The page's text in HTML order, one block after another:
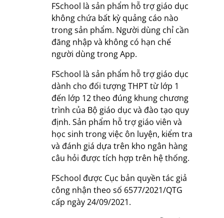
FSchool là sản phẩm hỗ trợ giáo dục
không chứa bất kỳ quảng cáo nào
trong sản phẩm. Người dùng chỉ cần
đăng nhập và không có hạn chế
người dùng trong App.
FSchool là sản phẩm hỗ trợ giáo dục
dành cho đối tượng THPT từ lớp 1
đến lớp 12 theo đúng khung chương
trình của Bộ giáo dục và đào tạo quy
định. Sản phẩm hỗ trợ giáo viên và
học sinh trong việc ôn luyện, kiểm tra
và đánh giá dựa trên kho ngân hàng
câu hỏi được tích hợp trên hệ thống.
FSchool được Cục bản quyền tác giả
công nhận theo số 6577/2021/QTG
cấp ngày 24/09/2021.